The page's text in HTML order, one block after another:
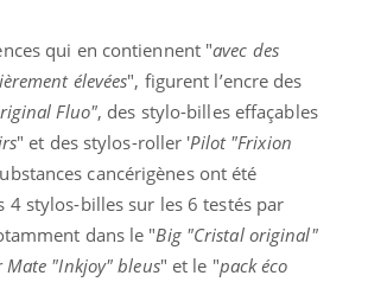
qui en contiennent "avec des
élevées", figurent l’encre des
Fluo", des stylo-billes effaçables
" et des stylos-roller 'Pilot "Frixion
cancérigènes ont été
4 stylos-billes sur les 6 testés par
dans le "Big "Cristal original"
Mate "Inkjoy" bleus" et le "pack éco